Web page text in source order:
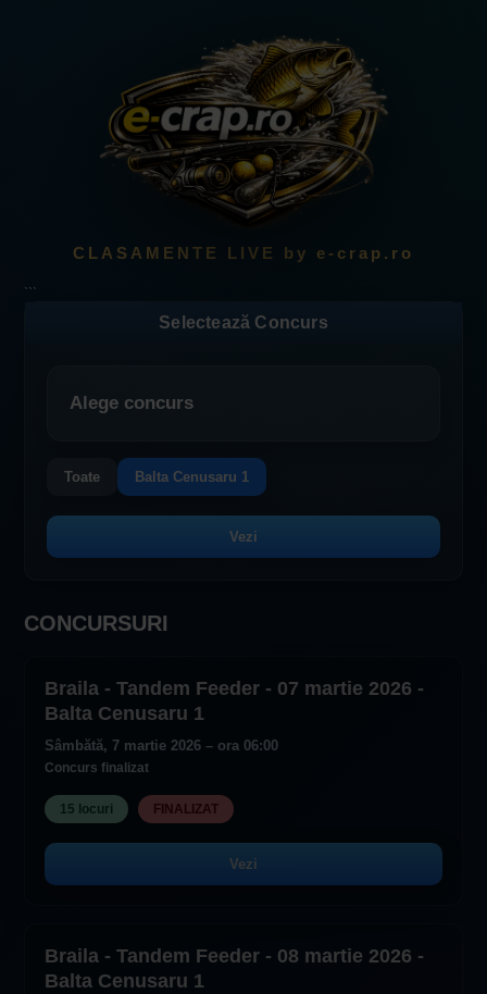
CLASAMENTE LIVE by e-crap.ro
```
Selectează Concurs
Alege concurs
Toate Balta Cenusaru 1
Vezi
CONCURSURI
Braila - Tandem Feeder - 07 martie 2026 -
Balta Cenusaru 1
Sâmbătă, 7 martie 2026 – ora 06:00
Concurs finalizat
15 locuri FINALIZAT
Vezi
Braila - Tandem Feeder - 08 martie 2026 -
Balta Cenusaru 1